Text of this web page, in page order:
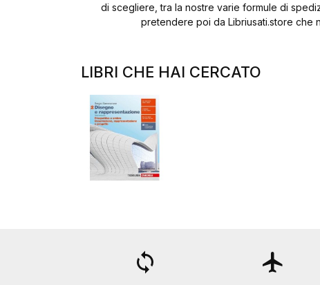
di scegliere, tra la nostre varie formule di
pretendere poi da Libriusati.store che
LIBRI CHE HAI CERCATO
loop flight